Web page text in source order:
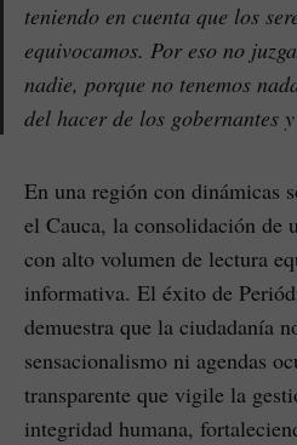
teniendo en cuenta que los
equivocamos. Por eso no
nadie, porque no tenemos
del hacer de los gobernantes
En una región con dinámicas
el Cauca, la consolidación de
con alto volumen de lectura
informativa. El éxito de
demuestra que la ciudadanía
sensacionalismo ni agendas
transparente que vigile la
integridad humana,